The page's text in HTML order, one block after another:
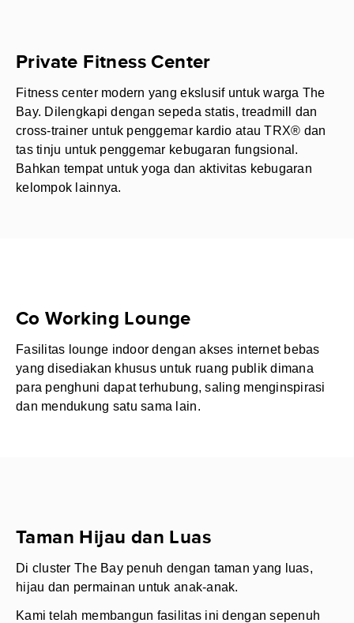
Private Fitness Center
Fitness center modern yang ekslusif untuk warga The
Bay. Dilengkapi dengan sepeda statis, treadmill dan
cross-trainer untuk penggemar kardio atau TRX® dan
tas tinju untuk penggemar kebugaran fungsional.
Bahkan tempat untuk yoga dan aktivitas kebugaran
kelompok lainnya.
Co Working Lounge
Fasilitas lounge indoor dengan akses internet bebas
yang disediakan khusus untuk ruang publik dimana
para penghuni dapat terhubung, saling menginspirasi
dan mendukung satu sama lain.
Taman Hijau dan Luas
Di cluster The Bay penuh dengan taman yang luas,
hijau dan permainan untuk anak-anak.
Kami telah membangun fasilitas ini dengan sepenuh